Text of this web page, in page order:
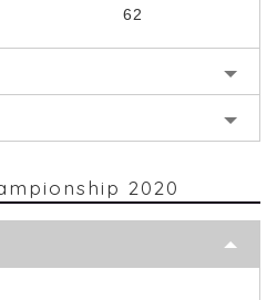
62
2020